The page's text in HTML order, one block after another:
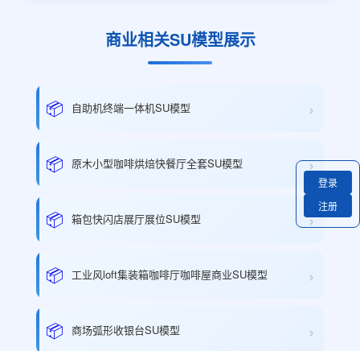
商业相关SU模型展示
📦 自助机终端一体机SU模型 ›
📦 原木小型咖啡烘焙快餐厅全套SU模型 ›
📦 箱包快闪店展厅展位SU模型 ›
📦 工业风loft集装箱咖啡厅咖啡屋商业SU模型 ›
📦 商场弧形收银台SU模型 ›
登录
注册